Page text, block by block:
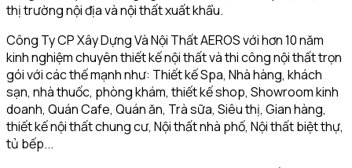
thị trường nội địa và nội thất xuất khẩu.
Công Ty CP Xây Dựng Và Nội Thất AEROS với hơn 10 năm
kinh nghiệm chuyên thiết kế nội thất và thi công nội thất trọn
gói với các thế mạnh như: Thiết kế Spa, Nhà hàng, khách
sạn, nhà thuốc, phòng khám, thiết kế shop, Showroom kinh
doanh, Quán Cafe, Quán ăn, Trà sữa, Siêu thị, Gian hàng,
thiết kế nội thất chung cư, Nội thất nhà phố, Nội thất biệt thự,
tủ bếp...